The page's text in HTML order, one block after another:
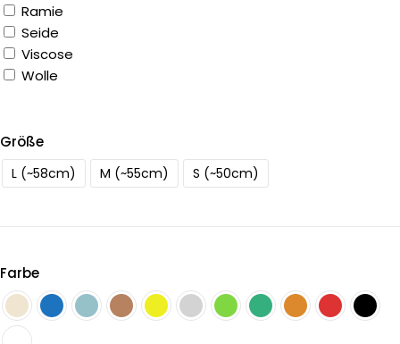
Ramie
Seide
Viscose
Wolle
Größe
L (~58cm) M (~55cm) S (~50cm)
Farbe